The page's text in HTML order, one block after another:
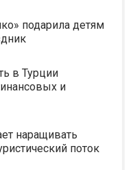
подарила детям
в Турции
и
наращивать
поток